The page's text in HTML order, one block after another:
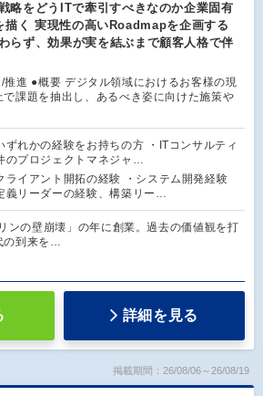
略をどうITで牽引すべきなのか企業固有
く 実現性の高いRoadmapを企画する
らず、効果が実を結ぶまで顧客人格で伴
進 ●概要 デジタル領域におけるお客様の現
で課題を抽出し、あるべき姿に向けた施策や
ずれかの経験をお持ちの方 ・ITコンサルティ
のプロジェクトマネジャ…
ライアント開拓の経験 ・システム開発経験
義リーダーの経験、構築リー…
ンの壁崩壊」の年に創業。過去の価値観を打
の到来を…
詳細を見る
掲載期間：26/08/06～26/08/19